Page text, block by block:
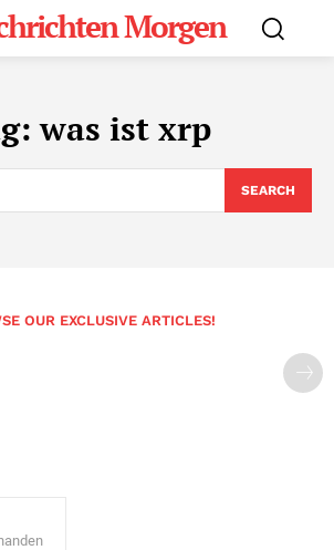
Morgen
was ist xrp
SEARCH
OUR EXCLUSIVE ARTICLES!